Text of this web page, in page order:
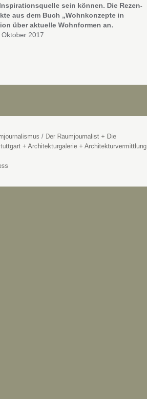
sein können. Die Rezen­
aus dem Buch „Wohnkonzepte in
über aktuelle Wohnformen an.
2017
/ Der Raumjournalist + Die
+ Architekturgalerie + Architekturvermittlung